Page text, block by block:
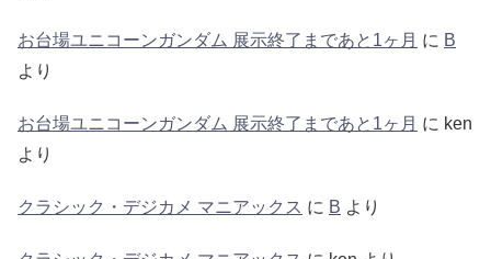
お台場ユニコーンガンダム 展示終了まであと1ヶ月 に B
より
お台場ユニコーンガンダム 展示終了まであと1ヶ月 に ken
より
クラシック・デジカメ マニアックス に B より